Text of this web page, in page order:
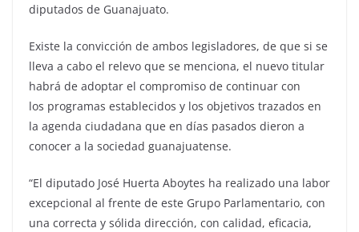
diputados de Guanajuato.
Existe la convicción de ambos legisladores, de que si se
lleva a cabo el relevo que se menciona, el nuevo titular
habrá de adoptar el compromiso de continuar con
los programas establecidos y los objetivos trazados en
la agenda ciudadana que en días pasados dieron a
conocer a la sociedad guanajuatense.
“El diputado José Huerta Aboytes ha realizado una labor
excepcional al frente de este Grupo Parlamentario, con
una correcta y sólida dirección, con calidad, eficacia,